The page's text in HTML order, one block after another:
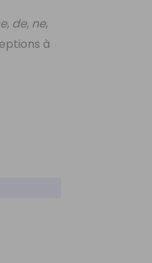
, de, ne,
à